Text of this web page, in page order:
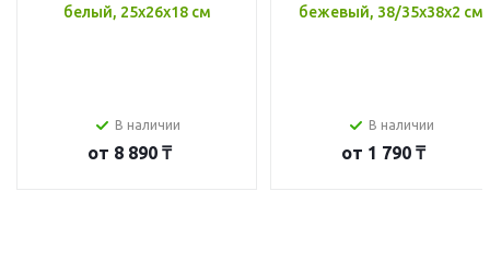
белый, 25x26x18 см
В наличии
от 8 890 ₸
бежевый, 38/35x38x2 см
В наличии
от 1 790 ₸